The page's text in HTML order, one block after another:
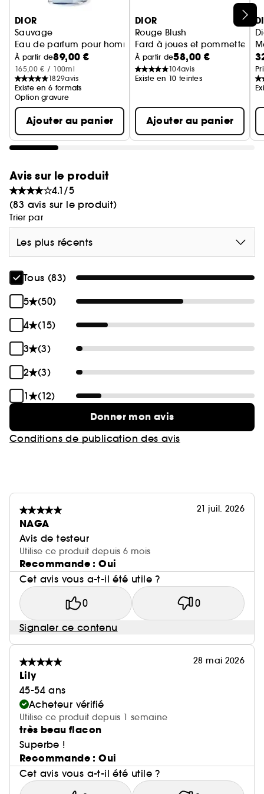
Ignorer le carrousel produits
DIOR
Sauvage
Eau de parfum pour homme notes épicées et d'absolu
À partir de89,00 €
165,00 € / 100ml
1829avis
Existe en 6 formats
Option gravure
Ajouter au panier
DIOR
Rouge Blush
Fard à joues et pommettes -
À partir de58,00 €
104avis
Existe en 10 teintes
Ajouter au panier
Avis sur le produit
4.1/5
(83 avis sur le produit)
Trier par
Les plus récents
Tous (83)
5
(50)
4
(15)
3
(3)
2
(3)
1
(12)
Donner mon avis
Conditions de publication des avis
21 juil. 2026
NAGA
Avis de testeur
Utilise ce produit depuis 6 mois
Recommande : Oui
Cet avis vous a-t-il été utile ?
0 0
Signaler ce contenu
28 mai 2026
Lily
45-54 ans
Acheteur vérifié
Utilise ce produit depuis 1 semaine
très beau flacon
Superbe !
Recommande : Oui
Cet avis vous a-t-il été utile ?